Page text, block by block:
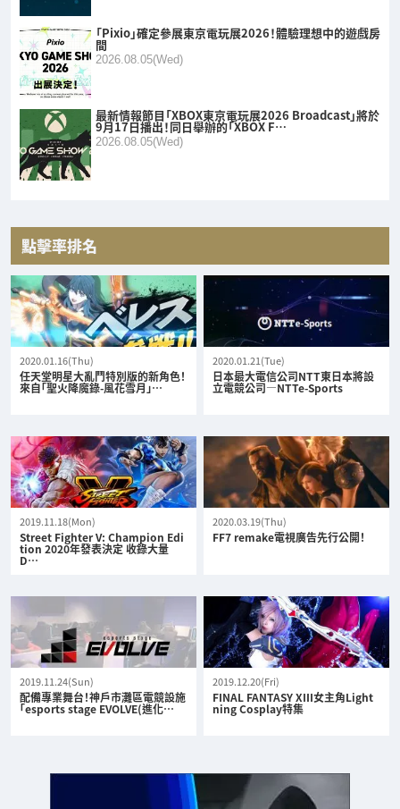
「Pixio」確定參展東京電玩展2026！體驗理想中的遊戲房
間
2026.08.05(Wed)
最新情報節目「XBOX東京電玩展2026 Broadcast」將於
9月17日播出！同日舉辦的「XBOX F…
2026.08.05(Wed)
點擊率排名
2020.01.16(Thu)
任天堂明星大亂鬥特別版的新角色！
來自「聖火降魔錄-風花雪月」…
2020.01.21(Tue)
日本最大電信公司NTT東日本將設
立電競公司—NTTe-Sports
2019.11.18(Mon)
Street Fighter V: Champion Edi
tion 2020年發表決定 收錄大量
D…
2020.03.19(Thu)
FF7 remake電視廣告先行公開！
2019.11.24(Sun)
配備專業舞台！神戶市灘區電競設施
「esports stage EVOLVE(進化…
2019.12.20(Fri)
FINAL FANTASY XIII女主角Light
ning Cosplay特集